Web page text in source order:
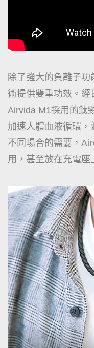
除了強大的負離子
術提供雙重功效。經
Airvida M1採用的鈦
加速人體血液循環
不同場合的需要，
用，甚至放在充電座